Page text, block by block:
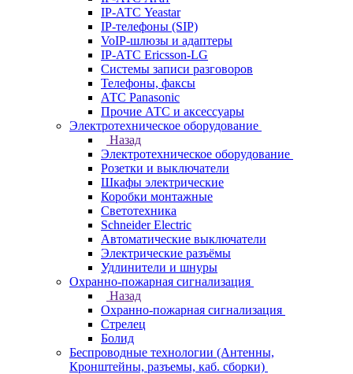
IP-АТС Yeastar
IP-телефоны (SIP)
VoIP-шлюзы и адаптеры
IP-АТС Ericsson-LG
Системы записи разговоров
Телефоны, факсы
АТС Panasonic
Прочие АТС и аксессуары
Электротехническое оборудование
Назад
Электротехническое оборудование
Розетки и выключатели
Шкафы электрические
Коробки монтажные
Светотехника
Schneider Electric
Автоматические выключатели
Электрические разъёмы
Удлинители и шнуры
Охранно-пожарная сигнализация
Назад
Охранно-пожарная сигнализация
Стрелец
Болид
Беспроводные технологии (Антенны,
Кронштейны, разъемы, каб. сборки)